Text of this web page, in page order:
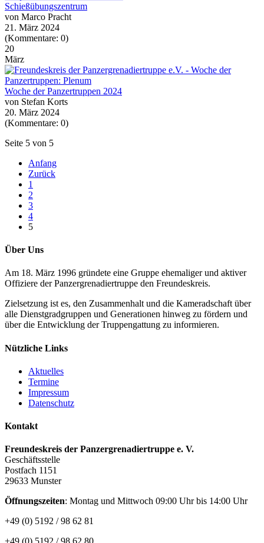
Schießübungszentrum
von Marco Pracht
21. März 2024
(Kommentare: 0)
20
März
Woche der Panzertruppen 2024
von Stefan Korts
20. März 2024
(Kommentare: 0)
Seite 5 von 5
Anfang
Zurück
1
2
3
4
5
Über Uns
Am 18. März 1996 gründete eine Gruppe ehemaliger und aktiver
Offiziere der Panzergrenadiertruppe den Freundeskreis.
Zielsetzung ist es, den Zusammenhalt und die Kameradschaft über
alle Dienstgradgruppen und Generationen hinweg zu fördern und
über die Entwicklung der Truppengattung zu informieren.
Nützliche Links
Aktuelles
Termine
Impressum
Datenschutz
Kontakt
Freundeskreis der Panzergrenadiertruppe e. V.
Geschäftsstelle
Postfach 1151
29633 Munster
Öffnungszeiten: Montag und Mittwoch 09:00 Uhr bis 14:00 Uhr
+49 (0) 5192 / 98 62 81